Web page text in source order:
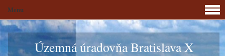
Územná úradovňa Bratislava X
Menu